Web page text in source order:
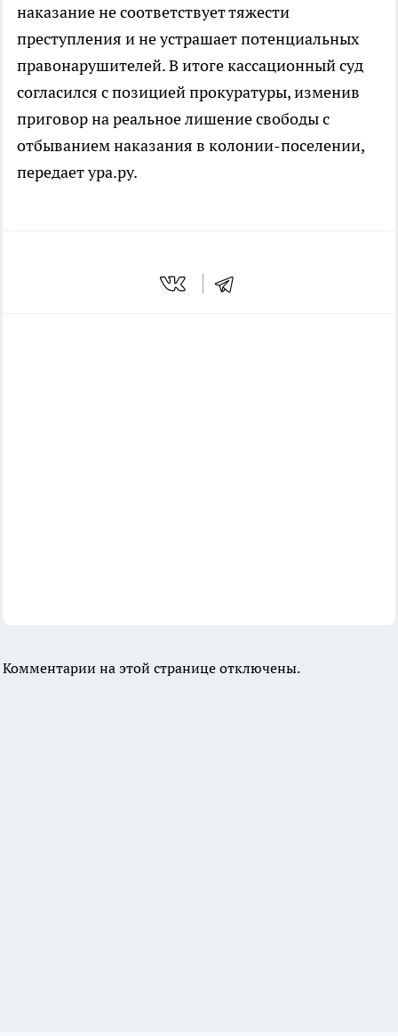
наказание не соответствует тяжести
преступления и не устрашает потенциальных
правонарушителей. В итоге кассационный суд
согласился с позицией прокуратуры, изменив
приговор на реальное лишение свободы с
отбыванием наказания в колонии-поселении,
передает ура.ру.
Комментарии на этой странице отключены.